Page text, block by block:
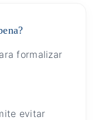
formalizar
evitar